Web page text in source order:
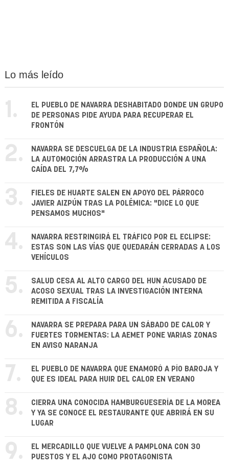
Lo más leído
1.
EL PUEBLO DE NAVARRA DESHABITADO DONDE UN GRUPO
DE PERSONAS PIDE AYUDA PARA RECUPERAR EL
FRONTÓN
2.
NAVARRA SE DESCUELGA DE LA INDUSTRIA ESPAÑOLA:
LA AUTOMOCIÓN ARRASTRA LA PRODUCCIÓN A UNA
CAÍDA DEL 7,7%
3.
FIELES DE HUARTE SALEN EN APOYO DEL PÁRROCO
JAVIER AIZPÚN TRAS LA POLÉMICA: "DICE LO QUE
PENSAMOS MUCHOS"
4.
NAVARRA RESTRINGIRÁ EL TRÁFICO POR EL ECLIPSE:
ESTAS SON LAS VÍAS QUE QUEDARÁN CERRADAS A LOS
VEHÍCULOS
5.
SALUD CESA AL ALTO CARGO DEL HUN ACUSADO DE
ACOSO SEXUAL TRAS LA INVESTIGACIÓN INTERNA
REMITIDA A FISCALÍA
6.
NAVARRA SE PREPARA PARA UN SÁBADO DE CALOR Y
FUERTES TORMENTAS: LA AEMET PONE VARIAS ZONAS
EN AVISO NARANJA
7.
EL PUEBLO DE NAVARRA QUE ENAMORÓ A PÍO BAROJA Y
QUE ES IDEAL PARA HUIR DEL CALOR EN VERANO
8.
CIERRA UNA CONOCIDA HAMBURGUESERÍA DE LA MOREA
Y YA SE CONOCE EL RESTAURANTE QUE ABRIRÁ EN SU
LUGAR
9.
EL MERCADILLO QUE VUELVE A PAMPLONA CON 30
PUESTOS Y EL AJO COMO PROTAGONISTA